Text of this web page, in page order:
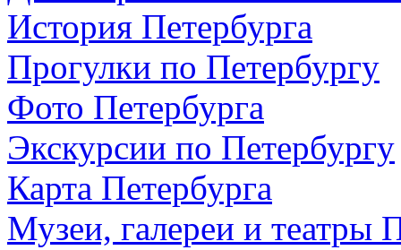
История Петербурга
Прогулки по Петербургу
Фото Петербурга
Экскурсии по Петербургу
Карта Петербурга
Музеи, галереи и театры